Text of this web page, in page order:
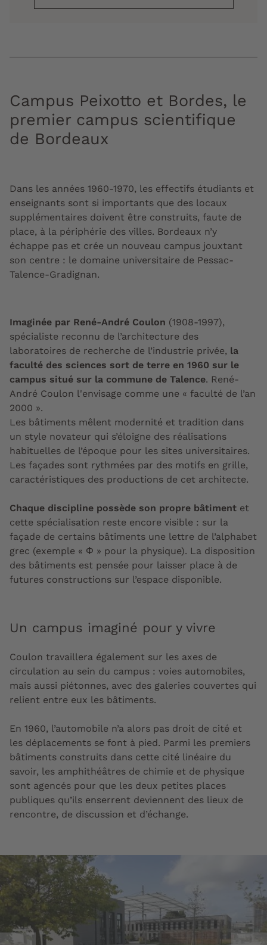
Campus Peixotto et Bordes, le
premier campus scientifique
de Bordeaux
Dans les années 1960-1970, les effectifs étudiants et
enseignants sont si importants que des locaux
supplémentaires doivent être construits, faute de
place, à la périphérie des villes. Bordeaux n’y
échappe pas et crée un nouveau campus jouxtant
son centre : le domaine universitaire de Pessac-
Talence-Gradignan.
Imaginée par René-André Coulon (1908-1997),
spécialiste reconnu de l’architecture des
laboratoires de recherche de l’industrie privée, la
faculté des sciences sort de terre en 1960 sur le
campus situé sur la commune de Talence. René-
André Coulon l'envisage comme une « faculté de l’an
2000 ».
Les bâtiments mêlent modernité et tradition dans
un style novateur qui s’éloigne des réalisations
habituelles de l’époque pour les sites universitaires.
Les façades sont rythmées par des motifs en grille,
caractéristiques des productions de cet architecte.
Chaque discipline possède son propre bâtiment et
cette spécialisation reste encore visible : sur la
façade de certains bâtiments une lettre de l’alphabet
grec (exemple « Φ » pour la physique). La disposition
des bâtiments est pensée pour laisser place à de
futures constructions sur l’espace disponible.
Un campus imaginé pour y vivre
Coulon travaillera également sur les axes de
circulation au sein du campus : voies automobiles,
mais aussi piétonnes, avec des galeries couvertes qui
relient entre eux les bâtiments.
En 1960, l’automobile n’a alors pas droit de cité et
les déplacements se font à pied. Parmi les premiers
bâtiments construits dans cette cité linéaire du
savoir, les amphithéâtres de chimie et de physique
sont agencés pour que les deux petites places
publiques qu’ils enserrent deviennent des lieux de
rencontre, de discussion et d’échange.